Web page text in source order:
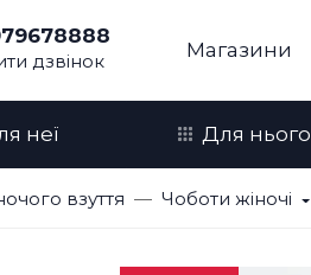
дзвінок Магазини
неї Для нього
взуття Чоботи жіночі